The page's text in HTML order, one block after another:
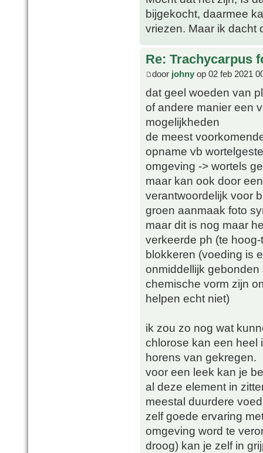
bijgekocht, daarmee
vriezen. Maar ik dacht
Re: Trachycarpus
door johny op 02 feb 2021
dat geel woeden van
of andere manier een
mogelijkheden
de meest
opname vb
omgeving -> wortels
maar kan ook door
verantwoordelijk voor
groen aanmaak foto
maar dit is nog maar
verkeerde ph (te
blokkeren (voeding is
onmiddellijk
chemische vorm zijn
helpen echt niet)
ik zou zo nog wat
chlorose kan een heel
horens van gekregen.
voor een leek kan je
al deze element in
meestal duurdere
zelf goede ervaring
omgeving word te
droog) kan je zelf in